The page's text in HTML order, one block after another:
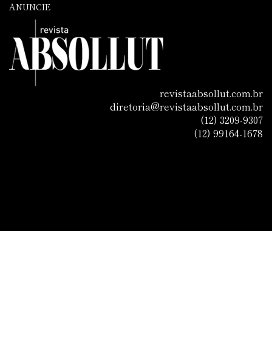
ANUNCIE
revistaabsollut.com.br
diretoria@revistaabsollut.com.br
(12) 3209-9307
(12) 99164-1678